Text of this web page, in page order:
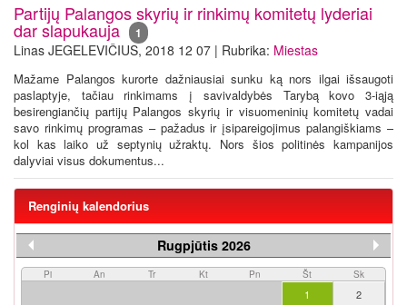
Partijų Palangos skyrių ir rinkimų komitetų lyderiai
dar slapukauja 1
Linas JEGELEVIČIUS, 2018 12 07 | Rubrika: Miestas
Mažame Palangos kurorte dažniausiai sunku ką nors ilgai išsaugoti
paslaptyje, tačiau rinkimams į savivaldybės Tarybą kovo 3-iąją
besirengiančių partijų Palangos skyrių ir visuomeninių komitetų vadai
savo rinkimų programas – pažadus ir įsipareigojimus palangiškiams –
kol kas laiko už septynių užraktų. Nors šios politinės kampanijos
dalyviai visus dokumentus...
Renginių kalendorius
Rugpjūtis 2026
Pi An Tr Kt Pn Št Sk
1
2